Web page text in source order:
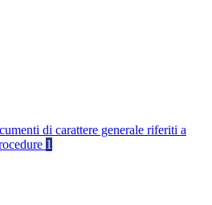
di carattere generale riferiti a
1